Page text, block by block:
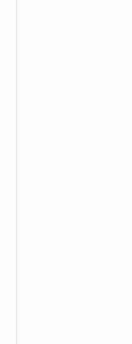
ngasih porsi
bikin kita lebih
Visual
yang
Buat pecinta
memanjakan
framing yang
dan
Beberapa
digambarkan
mikir dan